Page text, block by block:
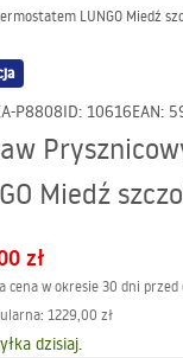
LUNGO Miedź
P8808ID: 10616EAN:
Miedź
zł
cena w okresie 30 dni przed
: 1229,00 zł
dzisiaj.